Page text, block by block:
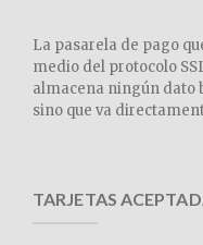
La pasarela de pago
medio del protocolo
almacena ningún dato
sino que va
TARJETAS